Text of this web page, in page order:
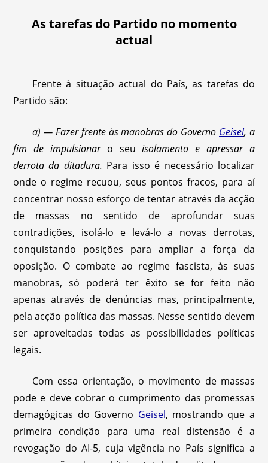
As tarefas do Partido no momento
actual
Frente à situação actual do País, as tarefas do
Partido são:
a) — Fazer frente às manobras do Governo Geisel, a
fim de impulsionaro seuisolamento e apressar a
derrota da ditadura. Para isso é necessário localizar
onde o regime recuou, seus pontos fracos, para aí
concentrar nosso esforço de tentar através da acção
de massas no sentido de aprofundar suas
contradições, isolá-lo e levá-lo a novas derrotas,
conquistando posições para ampliar a força da
oposição. O combate ao regime fascista, às suas
manobras, só poderá ter êxito se for feito não
apenas através de denúncias mas, principalmente,
pela acção política das massas. Nesse sentido devem
ser aproveitadas todas as possibilidades políticas
legais.
Com essa orientação, o movimento de massas
pode e deve cobrar o cumprimento das promessas
demagógicas do Governo Geisel, mostrando que a
primeira condição para uma real distensão é a
revogação do AI-5, cuja vigência no País significa a